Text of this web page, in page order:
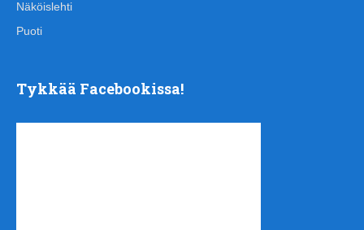
Näköislehti
Puoti
Tykkää Facebookissa!